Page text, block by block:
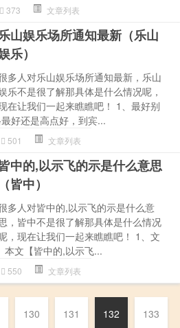
373 文章列表
山娱乐场所通知最新（乐山
乐）
多人对乐山娱乐场所通知最新，乐山
乐不是很了解那具体是什么情况呢，
在让我们一起来瞧瞧吧！ 1、最好别
好还是高点好，到宾...
501 文章列表
中的,以示飞的示是什么意思
（皆中）
多人对皆中的,以示飞的示是什么意
，皆中不是很了解那具体是什么情况
，现在让我们一起来瞧瞧吧！ 1、文
文【皆中的,以示飞...
550 文章列表
130 131 132 133